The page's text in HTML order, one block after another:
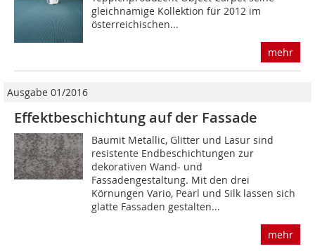
gleichnamige Kollektion für 2012 im
österreichischen...
mehr
Ausgabe 01/2016
Effektbeschichtung auf der Fassade
Baumit Metallic, Glitter und Lasur sind
resistente Endbeschichtungen zur
dekorativen Wand- und
Fassadengestaltung. Mit den drei
Körnungen Vario, Pearl und Silk lassen sich
glatte Fassaden gestalten...
mehr